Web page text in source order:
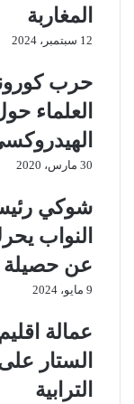
المغاربة
12 سبتمبر، 2024
حرب
العلماء
30 مارس، 2020
شوكي
النواب
عن حصيلة
9 مايو، 2024
عمالة
الستار
الترابية